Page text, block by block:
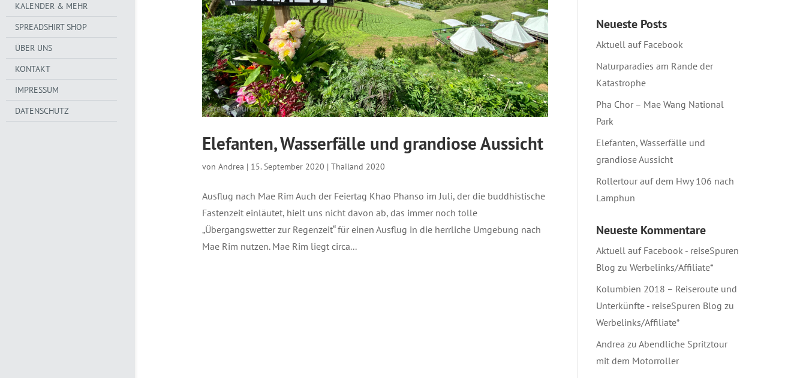
KALENDER & MEHR
SPREADSHIRT SHOP
ÜBER UNS
KONTAKT
IMPRESSUM
DATENSCHUTZ
Elefanten, Wasserfälle und grandiose Aussicht
von Andrea | 15. September 2020 | Thailand 2020
Ausflug nach Mae Rim Auch der Feiertag Khao Phanso im Juli, der die buddhistische
Fastenzeit einläutet, hielt uns nicht davon ab, das immer noch tolle
„Übergangswetter zur Regenzeit“ für einen Ausflug in die herrliche Umgebung nach
Mae Rim nutzen. Mae Rim liegt circa...
Neueste Posts
Aktuell auf Facebook
Naturparadies am Rande der
Katastrophe
Pha Chor – Mae Wang National
Park
Elefanten, Wasserfälle und
grandiose Aussicht
Rollertour auf dem Hwy 106 nach
Lamphun
Neueste Kommentare
Aktuell auf Facebook - reiseSpuren
Blog zu Werbelinks/Affiliate*
Kolumbien 2018 – Reiseroute und
Unterkünfte - reiseSpuren Blog zu
Werbelinks/Affiliate*
Andrea zu Abendliche Spritztour
mit dem Motorroller